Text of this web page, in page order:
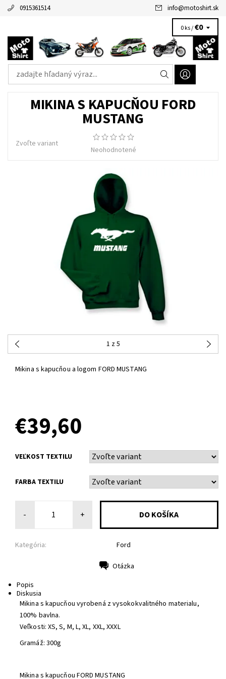
0915361514 info@motoshirt.sk
0 ks /€0
MIKINA S KAPUCŇOU FORD
MUSTANG
Zvoľte variant
Neohodnotené
1 z 5
Mikina s kapucňou a logom FORD MUSTANG
€39,60
VEĽKOST TEXTILU
FARBA TEXTILU
- +
Kategória: Ford
Otázka
Popis
Diskusia
Mikina s kapucňou vyrobená z vysokokvalitného materialu,
100% bavlna.
Veľkosti: XS, S, M, L, XL, XXL, XXXL
Gramáž: 300g
Mikina s kapucňou FORD MUSTANG